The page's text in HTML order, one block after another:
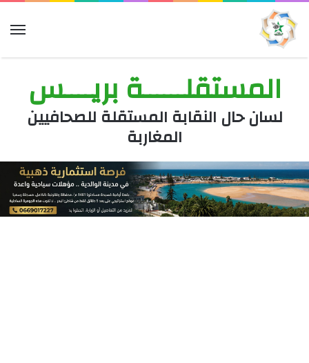
المستقلــــــة بريــــس
لسان حال النقابة المستقلة للصحافيين
المغاربة